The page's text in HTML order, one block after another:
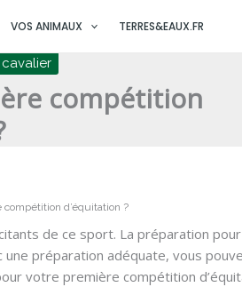
VOS ANIMAUX TERRES&EAUX.FR
compétition
d’équitation ?
de ce sport. La préparation
préparation adéquate, vous
votre première compétition